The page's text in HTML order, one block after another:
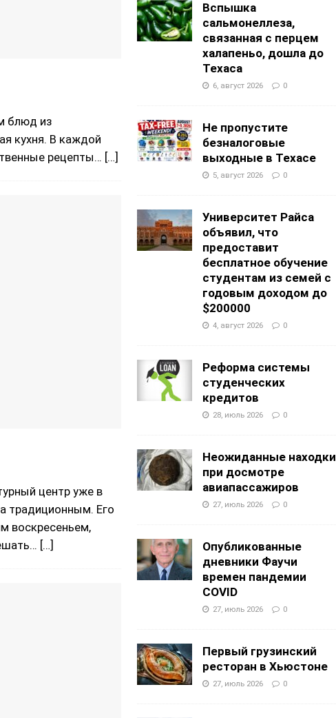
блюд из
кухня. В каждой
рецепты… […]
центр уже в
традиционным. Его
воскресеньем,
[…]
Вспышка
сальмонеллеза,
связанная с перцем
халапеньо, дошла до
Техаса
6, август 2026 0
Не пропустите
безналоговые
выходные в Техасе
5, август 2026 0
Университет Райса
объявил, что
предоставит
бесплатное обучение
студентам из семей с
годовым доходом до
$200000
4, август 2026 0
Реформа системы
студенческих
кредитов
28, июль 2026 0
Неожиданные находки
при досмотре
авиапассажиров
27, июль 2026 0
Опубликованные
дневники Фаучи
времен пандемии
COVID
27, июль 2026 0
Первый грузинский
ресторан в Хьюстоне
27, июль 2026 0